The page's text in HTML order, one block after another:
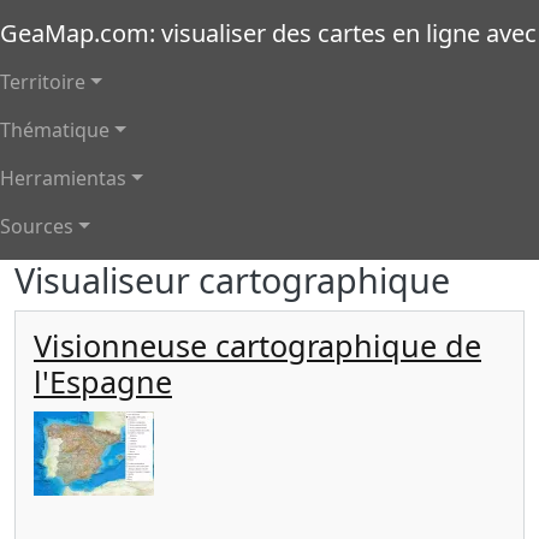
GeaMap.com: visualiser des cartes en ligne
Navigation principale
Territoire
Thématique
Herramientas
Sources
Visualiseur cartographique
Visionneuse cartographique de
l'Espagne
Imagen